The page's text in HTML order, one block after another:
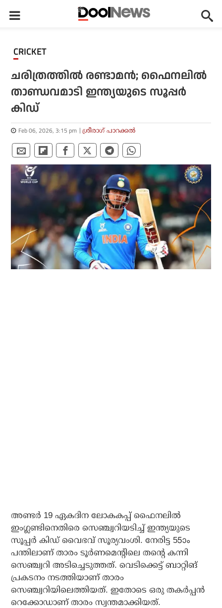
CRICKET
ചരിത്രത്തില്‍ രണ്ടാമന്‍; ഫൈനലില്‍
താണ്ഡവമാടി ഇന്ത്യയുടെ സൂപ്പര്‍
കിഡ്
Feb 06, 2026, 3:15 pm ശ്രീരാഗ് പാറക്കല്‍
അണ്ടര്‍ 19 ഏകദിന ലോകകപ്പ് ഫൈനലില്‍
ഇംഗ്ലണ്ടിനെതിരെ സെഞ്ച്വറിയടിച്ച് ഇന്ത്യയുടെ
സൂപ്പര്‍ കിഡ് വൈഭവ് സൂര്യവംശി. നേരിട്ട 55ാം
പന്തിലാണ് താരം ടൂര്‍ണമെന്റിലെ തന്റെ കന്നി
സെഞ്ച്വറി അടിച്ചെടുത്തത്. വെടിക്കെട്ട് ബാറ്റിങ്
പ്രകടനം നടത്തിയാണ് താരം
സെഞ്ച്വറിയിലെത്തിയത്. ഇതോടെ ഒരു തകര്‍പ്പന്‍
റെക്കോഡാണ് താരം സ്വന്തമാക്കിയത്.